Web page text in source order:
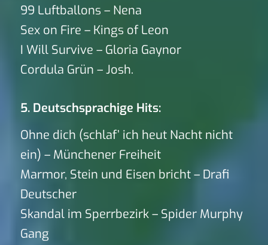
99 Luftballons – Nena
Sex on Fire – Kings of Leon
I Will Survive – Gloria Gaynor
Cordula Grün – Josh.
5. Deutschsprachige Hits:
Ohne dich (schlaf’ ich heut Nacht nicht
ein) – Münchener Freiheit
Marmor, Stein und Eisen bricht – Drafi
Deutscher
Skandal im Sperrbezirk – Spider Murphy
Gang